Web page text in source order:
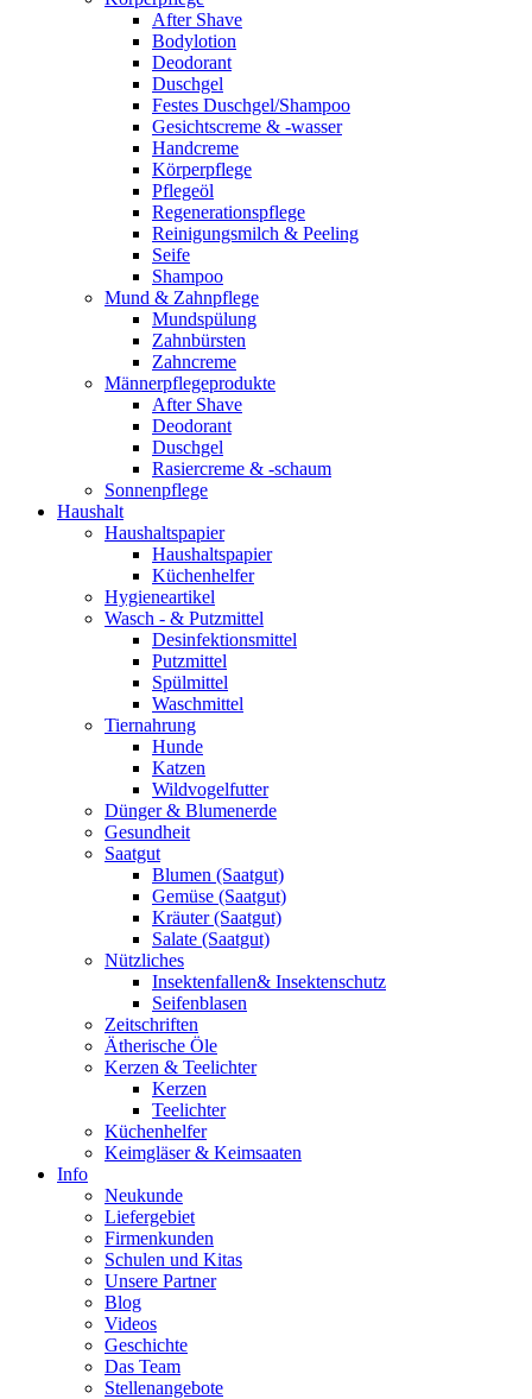
After Shave
Bodylotion
Deodorant
Duschgel
Festes Duschgel/Shampoo
Gesichtscreme & -wasser
Handcreme
Körperpflege
Pflegeöl
Regenerationspflege
Reinigungsmilch & Peeling
Seife
Shampoo
Mund & Zahnpflege
Mundspülung
Zahnbürsten
Zahncreme
Männerpflegeprodukte
After Shave
Deodorant
Duschgel
Rasiercreme & -schaum
Sonnenpflege
Haushalt
Haushaltspapier
Haushaltspapier
Küchenhelfer
Hygieneartikel
Wasch - & Putzmittel
Desinfektionsmittel
Putzmittel
Spülmittel
Waschmittel
Tiernahrung
Hunde
Katzen
Wildvogelfutter
Dünger & Blumenerde
Gesundheit
Saatgut
Blumen (Saatgut)
Gemüse (Saatgut)
Kräuter (Saatgut)
Salate (Saatgut)
Nützliches
Insektenfallen& Insektenschutz
Seifenblasen
Zeitschriften
Ätherische Öle
Kerzen & Teelichter
Kerzen
Teelichter
Küchenhelfer
Keimgläser & Keimsaaten
Info
Neukunde
Liefergebiet
Firmenkunden
Schulen und Kitas
Unsere Partner
Blog
Videos
Geschichte
Das Team
Stellenangebote